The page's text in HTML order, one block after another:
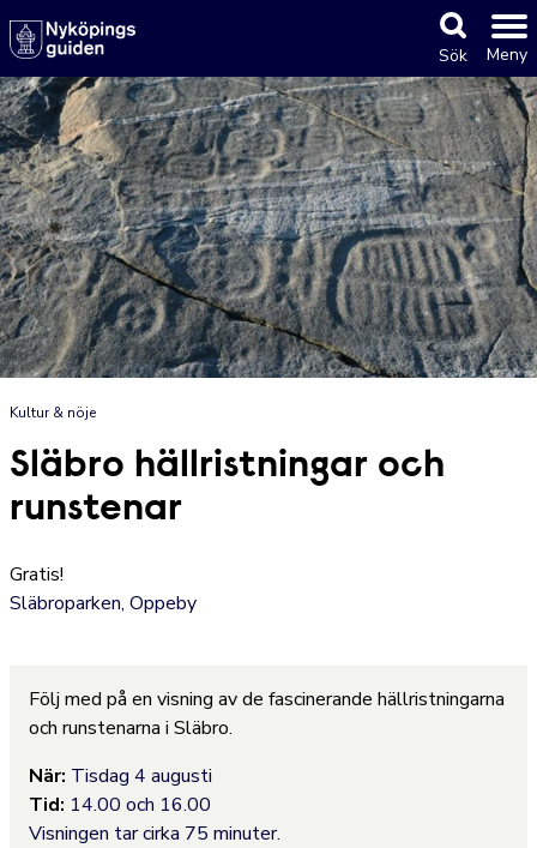
Sök Meny
Kultur & nöje
Släbro hällristningar och
runstenar
Gratis!
Släbroparken, Oppeby
Följ med på en visning av de fascinerande hällristningarna
och runstenarna i Släbro.
När: Tisdag 4 augusti
Tid: 14.00 och 16.00
Visningen tar cirka 75 minuter.